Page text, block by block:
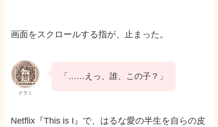
画面をスクロールする指が、止まった。
ドラミ
「……えっ、誰、この子？」
Netflix『This is I』で、はるな愛の半生を自らの皮